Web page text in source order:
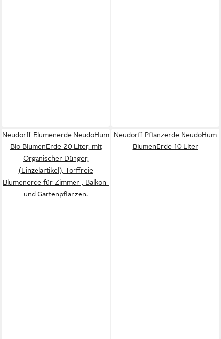
Neudorff Blumenerde NeudoHum
Bio BlumenErde 20 Liter, mit
Organischer Dünger,
(Einzelartikel), Torffreie
Blumenerde für Zimmer-, Balkon-
und Gartenpflanzen.
Neudorff Pflanzerde NeudoHum
BlumenErde 10 Liter